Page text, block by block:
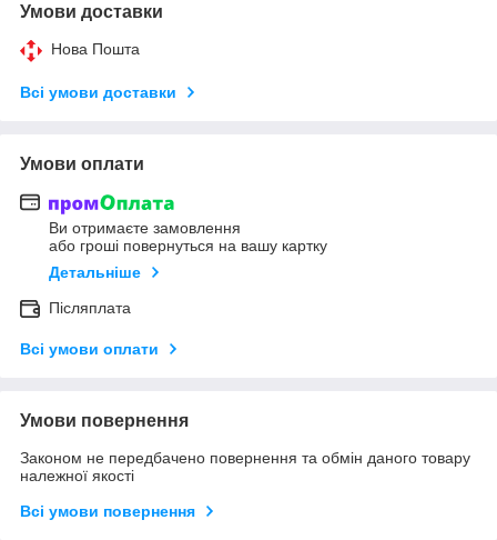
Умови доставки
Нова Пошта
Всі умови доставки
Умови оплати
Ви отримаєте замовлення
або гроші повернуться на вашу картку
Детальніше
Післяплата
Всі умови оплати
Умови повернення
Законом не передбачено повернення та обмін даного товару
належної якості
Всі умови повернення